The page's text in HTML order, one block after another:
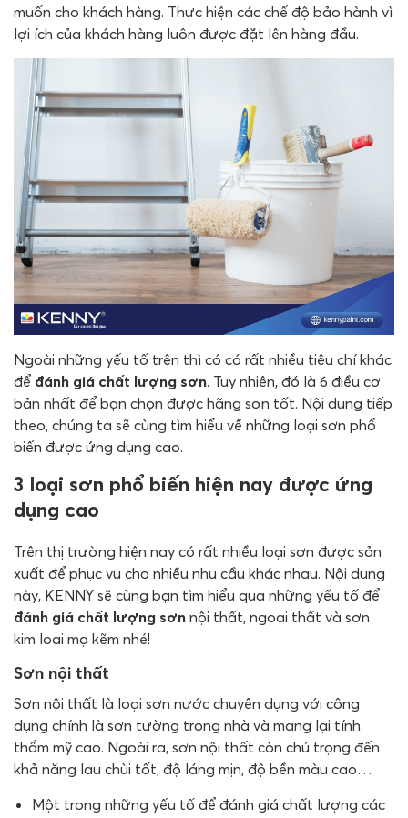
muốn cho khách hàng. Thực hiện các chế độ bảo hành vì
lợi ích của khách hàng luôn được đặt lên hàng đầu.
Ngoài những yếu tố trên thì có có rất nhiều tiêu chí khác
để đánh giá chất lượng sơn. Tuy nhiên, đó là 6 điều cơ
bản nhất để bạn chọn được hãng sơn tốt. Nội dung tiếp
theo, chúng ta sẽ cùng tìm hiểu về những loại sơn phổ
biến được ứng dụng cao.
3 loại sơn phổ biến hiện nay được ứng
dụng cao
Trên thị trường hiện nay có rất nhiều loại sơn được sản
xuất để phục vụ cho nhiều nhu cầu khác nhau. Nội dung
này, KENNY sẽ cùng bạn tìm hiểu qua những yếu tố để
đánh giá chất lượng sơn nội thất, ngoại thất và sơn
kim loại mạ kẽm nhé!
Sơn nội thất
Sơn nội thất là loại sơn nước chuyên dụng với công
dụng chính là sơn tường trong nhà và mang lại tính
thẩm mỹ cao. Ngoài ra, sơn nội thất còn chú trọng đến
khả năng lau chùi tốt, độ láng mịn, độ bền màu cao…
Một trong những yếu tố để đánh giá chất lượng các